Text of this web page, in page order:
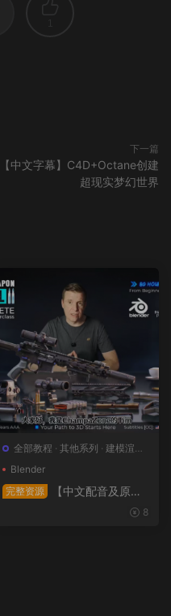
下一篇
【中文字幕】C4D+Octane创建
超现实梦幻世界
全部教程 · 其他系列 · 建模渲染>
· 概念设计>
Blender
完整资源
【中文配音及原
版】终极武器大师班2｜AR-18